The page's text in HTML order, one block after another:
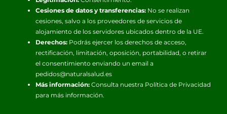
Cesiones de datos y transferencias:No se realizan
cesiones, salvo a los proveedores de servicios de
alojamiento de los servidores ubicados dentro de la UE.
Derechos:Podrás ejercer los derechos de acceso,
rectificación, limitación, oposición, portabilidad, o retirar
el consentimiento enviando un email a
pedidos@naturalsalud.es
Más información:Consulta nuestra Política de Privacidad
para más información.